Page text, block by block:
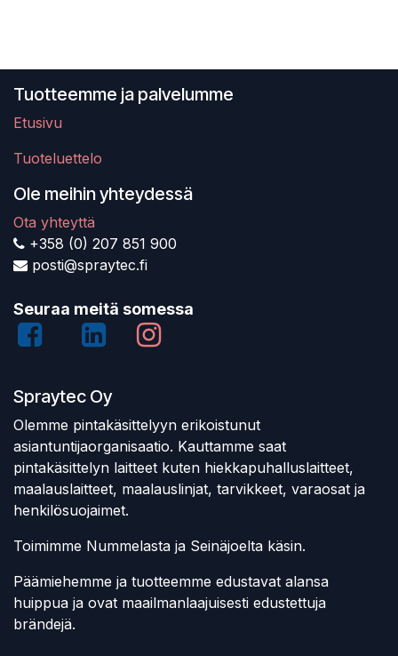
Tuotteemme ja palvelumme
Etusivu
Tuoteluettelo
Ole meihin yhteydessä
Ota yhteyttä
+358 (0) 207 851 900
posti@spraytec.fi
Seuraa meitä somessa
Spraytec Oy
Olemme pintakäsittelyyn erikoistunut
asiantuntijaorganisaatio. Kauttamme saat
pintakäsittelyn laitteet kuten hiekkapuhalluslaitteet,
maalauslaitteet, maalauslinjat, tarvikkeet, varaosat ja
henkilösuojaimet.
Toimimme Nummelasta ja Seinäjoelta käsin.
Päämiehemme ja tuotteemme edustavat alansa
huippua ja ovat maailmanlaajuisesti edustettuja
brändejä.